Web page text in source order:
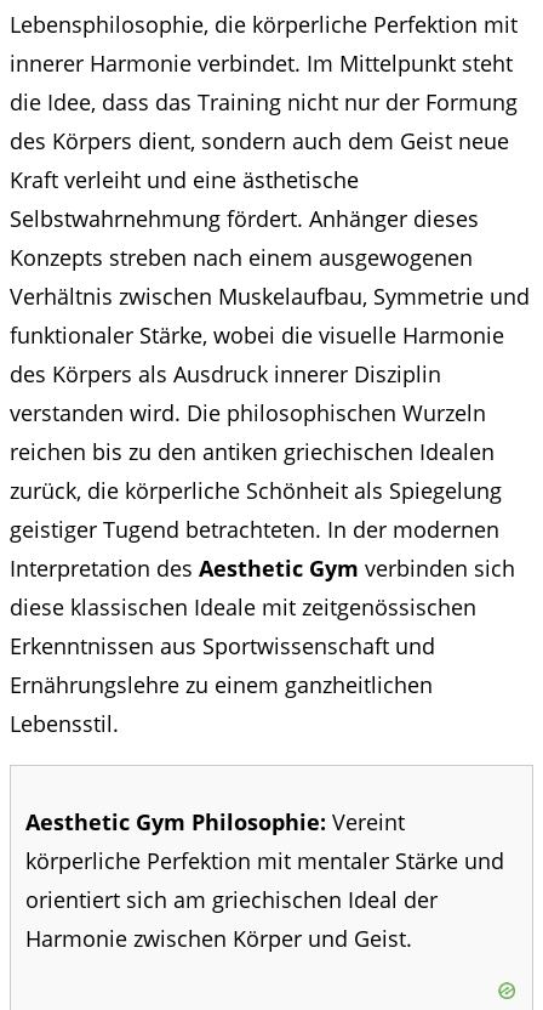
Lebensphilosophie, die körperliche Perfektion mit
innerer Harmonie verbindet. Im Mittelpunkt steht
die Idee, dass das Training nicht nur der Formung
des Körpers dient, sondern auch dem Geist neue
Kraft verleiht und eine ästhetische
Selbstwahrnehmung fördert. Anhänger dieses
Konzepts streben nach einem ausgewogenen
Verhältnis zwischen Muskelaufbau, Symmetrie und
funktionaler Stärke, wobei die visuelle Harmonie
des Körpers als Ausdruck innerer Disziplin
verstanden wird. Die philosophischen Wurzeln
reichen bis zu den antiken griechischen Idealen
zurück, die körperliche Schönheit als Spiegelung
geistiger Tugend betrachteten. In der modernen
Interpretation des Aesthetic Gym verbinden sich
diese klassischen Ideale mit zeitgenössischen
Erkenntnissen aus Sportwissenschaft und
Ernährungslehre zu einem ganzheitlichen
Lebensstil.
Aesthetic Gym Philosophie: Vereint
körperliche Perfektion mit mentaler Stärke und
orientiert sich am griechischen Ideal der
Harmonie zwischen Körper und Geist.